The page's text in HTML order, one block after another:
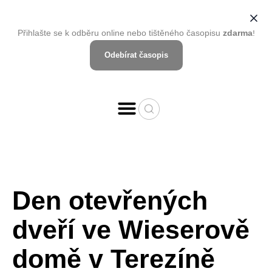
Přihlašte se k odběru online nebo tištěného časopisu zdarma!
Odebírat časopis
Den otevřených
dveří ve Wieserově
domě v Terezíně